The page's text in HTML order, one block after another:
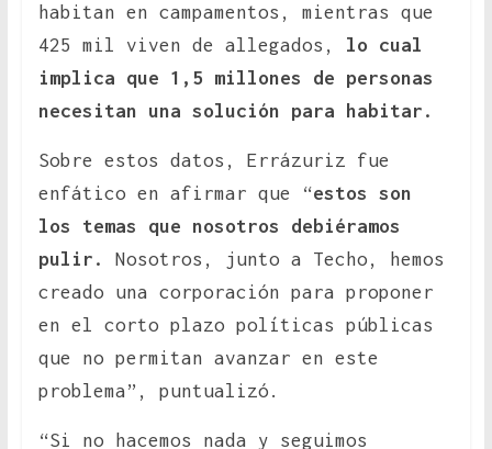
habitan en campamentos, mientras que
425 mil viven de allegados, lo cual
implica que 1,5 millones de personas
necesitan una solución para habitar.
Sobre estos datos, Errázuriz fue
enfático en afirmar que “estos son
los temas que nosotros debiéramos
pulir.
Nosotros, junto a Techo, hemos
creado una corporación para proponer
en el corto plazo políticas públicas
que no permitan avanzar en este
problema”, puntualizó.
“Si no hacemos nada y seguimos